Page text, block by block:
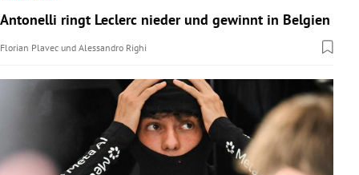
Antonelli ringt Leclerc nieder und gewinnt in Belgien
Florian Plavec und Alessandro Righi